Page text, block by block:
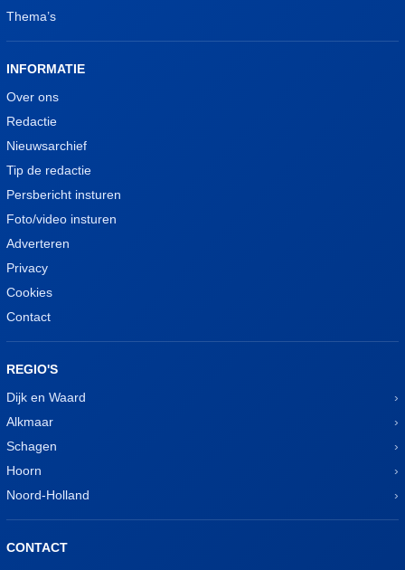
Thema’s
INFORMATIE
Over ons
Redactie
Nieuwsarchief
Tip de redactie
Persbericht insturen
Foto/video insturen
Adverteren
Privacy
Cookies
Contact
REGIO'S
Dijk en Waard
Alkmaar
Schagen
Hoorn
Noord-Holland
CONTACT